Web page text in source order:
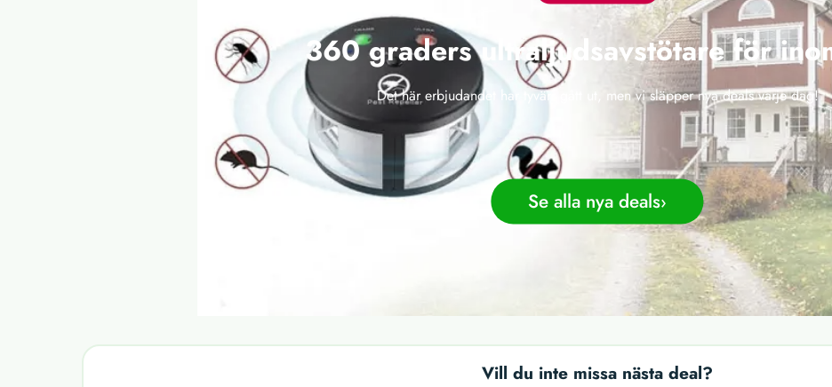
360 graders ultraljudsavstötare för
Det här erbjudandet har tyvärr gått ut, men vi släpper nya deals varje dag!
Se alla nya deals
Vill du inte missa nästa deal?